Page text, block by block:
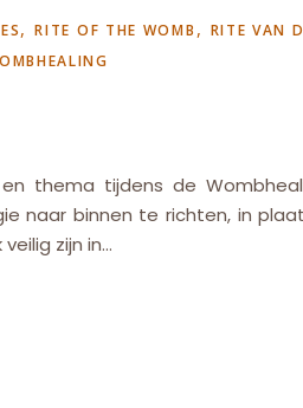
,RITE OF THE WOMB , RITE VAN
thema tijdens de
naar binnen te richten, in
zijn in…